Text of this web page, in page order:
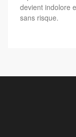
devient indolore
sans risque.